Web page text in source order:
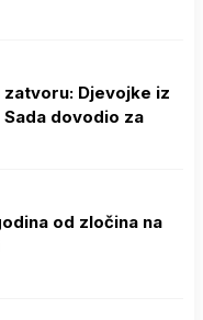
Djevojke iz
Sada dovodio za
od zločina na